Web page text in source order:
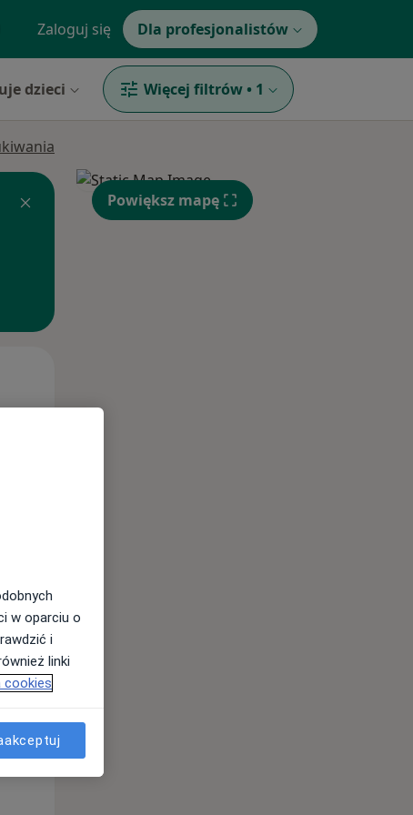
Zaloguj się Dla profesjonalistów
dzieci Więcej filtrów • 1
Czw,
Powiększ mapę
w oparciu o
i
linki
cookies